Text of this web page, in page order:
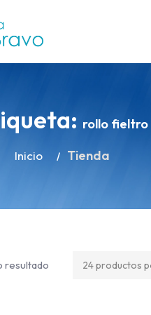
rollo fieltro
Inicio Tienda
resultado